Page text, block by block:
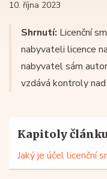
10. října 2023
Shrnutí: Licenční
nabyvateli licence
nabyvatel sám
vzdává kontroly
Kapitoly
Jaký je účel licenční